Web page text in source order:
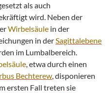
als auch
wird. Neben der
Wirbelsäule in der
in derSagittalebene
im Lumbalbereich.
, etwa durch einen
Bechterew, disponieren
ersten Fall treten sie